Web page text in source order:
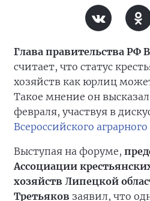
Глава правительства РФ
считает, что статус
хозяйств как юрлиц
Такое мнение он
февраля, участвуя в
Всероссийского
Выступая на форуме,
Ассоциации
хозяйств Липецкой
Третьяков заявил, что